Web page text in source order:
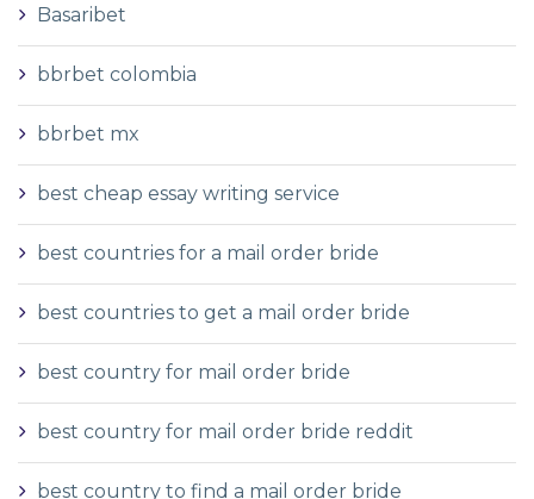
Basaribet
bbrbet colombia
bbrbet mx
best cheap essay writing service
best countries for a mail order bride
best countries to get a mail order bride
best country for mail order bride
best country for mail order bride reddit
best country to find a mail order bride